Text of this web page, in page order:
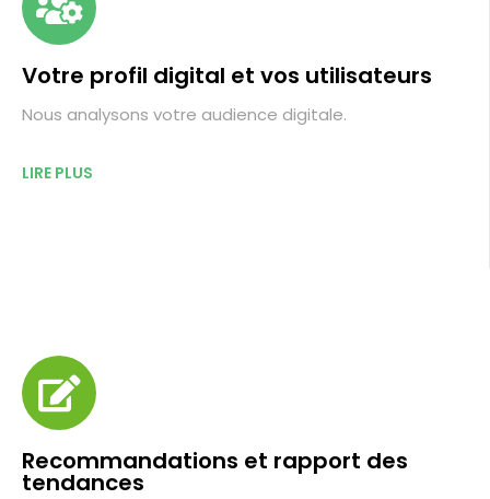
Votre profil digital et vos utilisateurs
Nous analysons votre audience digitale.
LIRE PLUS
Recommandations et rapport des
tendances